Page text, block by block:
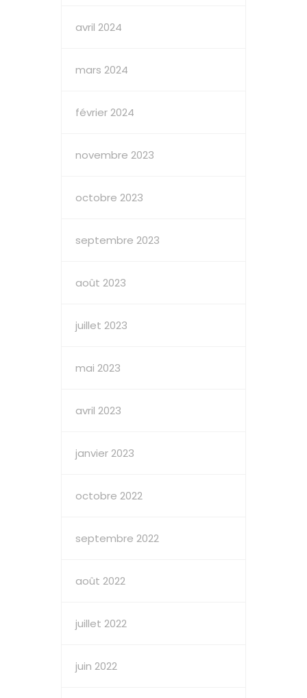
avril 2024
mars 2024
février 2024
novembre 2023
octobre 2023
septembre 2023
août 2023
juillet 2023
mai 2023
avril 2023
janvier 2023
octobre 2022
septembre 2022
août 2022
juillet 2022
juin 2022